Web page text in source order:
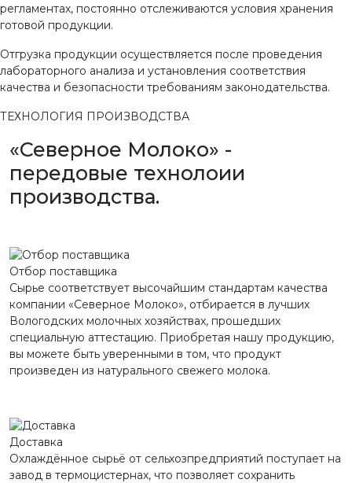
регламентах, постоянно отслеживаются условия хранения
готовой продукции.
Отгрузка продукции осуществляется после проведения
лабораторного анализа и установления соответствия
качества и безопасности требованиям законодательства.
ТЕХНОЛОГИЯ ПРОИЗВОДСТВА
«Северное Молоко» -
передовые технолоии
производства.
Отбор поставщика
Сырье соответствует высочайшим стандартам качества
компании «Северное Молоко», отбирается в лучших
Вологодских молочных хозяйствах, прошедших
специальную аттестацию. Приобретая нашу продукцию,
вы можете быть уверенными в том, что продукт
произведен из натурального свежего молока.
Доставка
Охлаждённое сырьё от сельхозпредприятий поступает на
завод в термоцистернах, что позволяет сохранить